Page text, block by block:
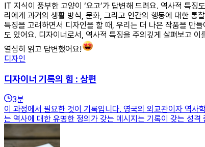
IT 지식이 풍부한 고양이 ‘요고’가 답변해 드려요. 역사적 특
리에게 과거의 생활 방식, 문화, 그리고 인간의 행동에 대한 통
특징을 고려하면서 디자인을 할 때, 우리는 더 나은 작품을 만
도 있어요. 디자이너로서, 역사적 특징을 주의깊게 살펴보고
열심히 읽고 답변했어요!
디자인
디자이너 기록의 힘 : 상편
3분
이 과정에서 필요한 것이 기록입니다. 영국의 외교관이자 역사
는 역사에 대한 유명한 정의가 갖는 메시지는 기록이 갖는 성격